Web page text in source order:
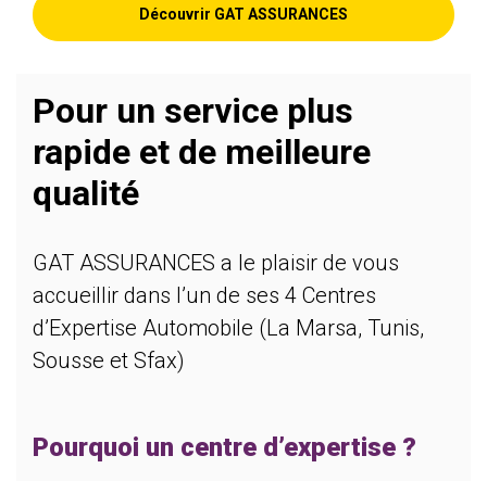
Découvrir GAT ASSURANCES
Pour un service plus
rapide et de meilleure
qualité
GAT ASSURANCES a le plaisir de vous
accueillir dans l’un de ses 4 Centres
d’Expertise Automobile (La Marsa, Tunis,
Sousse et Sfax)
Pourquoi un centre d’expertise ?